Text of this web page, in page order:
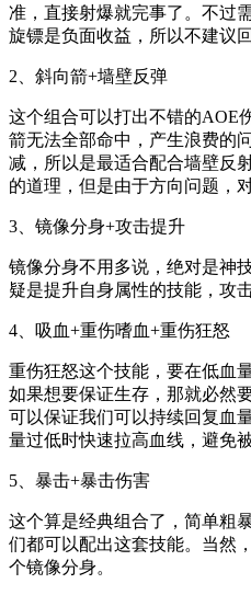
准，直接射爆就完事了。不过
旋镖是负面收益，所以不建议
2、斜向箭+墙壁反弹
这个组合可以打出不错的AOE
箭无法全部命中，产生浪费的
减，所以是最适合配合墙壁反
的道理，但是由于方向问题，
3、镜像分身+攻击提升
镜像分身不用多说，绝对是神
疑是提升自身属性的技能，攻
4、吸血+重伤嗜血+重伤狂怒
重伤狂怒这个技能，要在低血
如果想要保证生存，那就必然
可以保证我们可以持续回复血
量过低时快速拉高血线，避免被
5、暴击+暴击伤害
这个算是经典组合了，简单粗
们都可以配出这套技能。当然
个镜像分身。